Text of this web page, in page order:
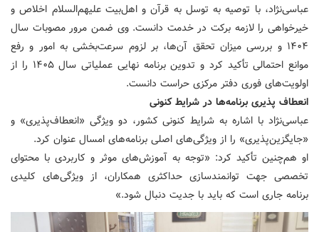
عباسی‌نژاد، با توصیه به توسل به قرآن و اهل‌بیت علیهم‌السلام اخلاص و
خیرخواهی را لازمه برکت در خدمت دانست. وی ضمن مرور مصوبات سال
۱۴۰۴ و بررسی میزان تحقق آن‌ها، بر لزوم سرعت‌بخشی به امور و رفع
موانع احتمالی تأکید کرد و تدوین برنامه نهایی عملیاتی سال ۱۴۰۵ را از
اولویت‌های فوری دفتر مرکزی حراست دانست.
انعطاف پذیری برنامه‌ها در شرایط کنونی
عباسی‌نژاد با اشاره به شرایط کنونی کشور، دو ویژگی «انعطاف‌پذیری» و
«جایگزین‌پذیری» را از ویژگی‌های اصلی برنامه‌های امسال عنوان کرد.
او هم‌چنین تأکید کرد: «توجه به آموزش‌های موثر و کاربردی با محتوای
تخصصی جهت توانمندسازی حداکثری همکاران، از ویژگی‌های کلیدی
برنامه جاری است که باید با جدیت دنبال شود.»